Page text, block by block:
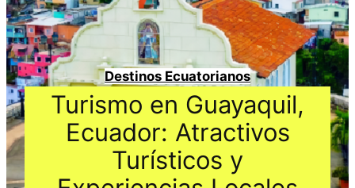
Destinos Ecuatorianos
Turismo en Guayaquil,
Ecuador: Atractivos
Turísticos y